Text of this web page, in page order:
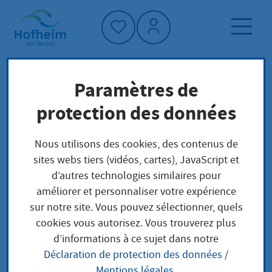
Accueil"
Page d'accueil
Trouver un service
Structure administrative
Stadtarchiv
Anschrift
Paramètres de
protection des données
Nous utilisons des cookies, des contenus de
sites webs tiers (vidéos, cartes), JavaScript et
d’autres technologies similaires pour
améliorer et personnaliser votre expérience
sur notre site. Vous pouvez sélectionner, quels
cookies vous autorisez. Vous trouverez plus
d’informations à ce sujet dans notre
Déclaration de protection des données /